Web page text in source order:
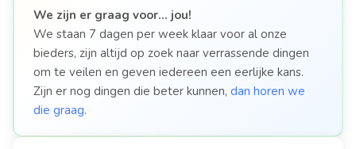
We zijn er graag voor… jou!
We staan 7 dagen per week klaar voor al onze
bieders, zijn altijd op zoek naar verrassende dingen
om te veilen en geven iedereen een eerlijke kans.
Zijn er nog dingen die beter kunnen, dan horen we
die graag.